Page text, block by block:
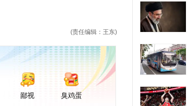
(责任编辑：王东)
鄙视 臭鸡蛋